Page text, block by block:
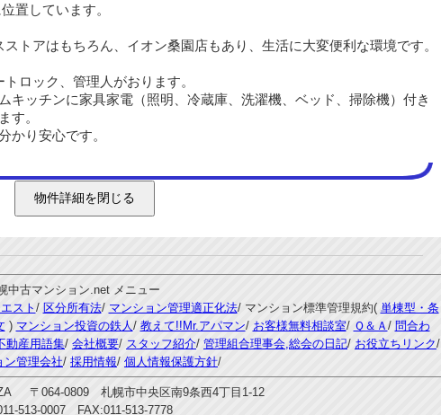
置しています。
トアはもちろん、イオン桑園店もあり、生活に大変便利な環境です。
ロック、管理人がおります。
キッチンに家具家電（照明、冷蔵庫、洗濯機、ベッド、掃除機）付き
す。
り安心です。
中古マンション.net メニュー
スト / 区分所有法/ マンション管理適正化法/ マンション標準管理規約( 単棟型・条
) マンション投資の鉄人 / 教えて!!Mr.アパマン/ お客様無料相談室/ Ｑ＆Ａ / 問合わ
動産用語集/ 会社概要/ スタッフ紹介/ 管理組合理事会,総会の日記/ お役立ちリンク/
ン管理会社/ 採用情報/ 個人情報保護方針/
〒064-0809 札幌市中央区南9条西4丁目1-12
513-0007 FAX:011-513-7778